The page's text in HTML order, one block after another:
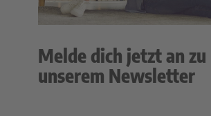
Melde dich jetzt an zu
unserem Newsletter